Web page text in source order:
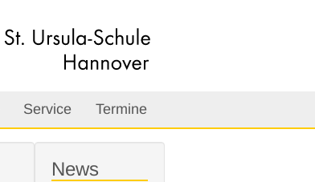
Service Termine
News